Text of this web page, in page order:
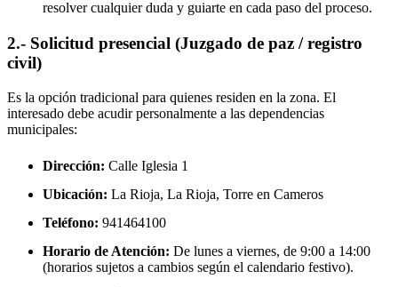
resolver cualquier duda y guiarte en cada paso del proceso.
2.- Solicitud presencial (Juzgado de paz / registro
civil)
Es la opción tradicional para quienes residen en la zona. El
interesado debe acudir personalmente a las dependencias
municipales:
Dirección: Calle Iglesia 1
Ubicación: La Rioja, La Rioja, Torre en Cameros
Teléfono: 941464100
Horario de Atención: De lunes a viernes, de 9:00 a 14:00
(horarios sujetos a cambios según el calendario festivo).